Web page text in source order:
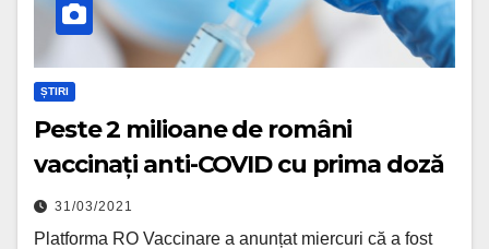
ȘTIRI
Peste 2 milioane de români
vaccinați anti-COVID cu prima doză
31/03/2021
Platforma RO Vaccinare a anunțat miercuri că a fost